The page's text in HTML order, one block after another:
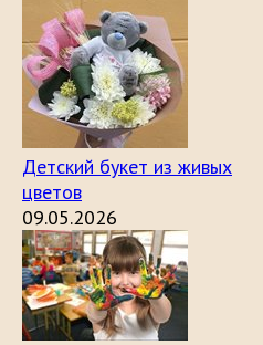
Детский букет из живых
цветов
09.05.2026